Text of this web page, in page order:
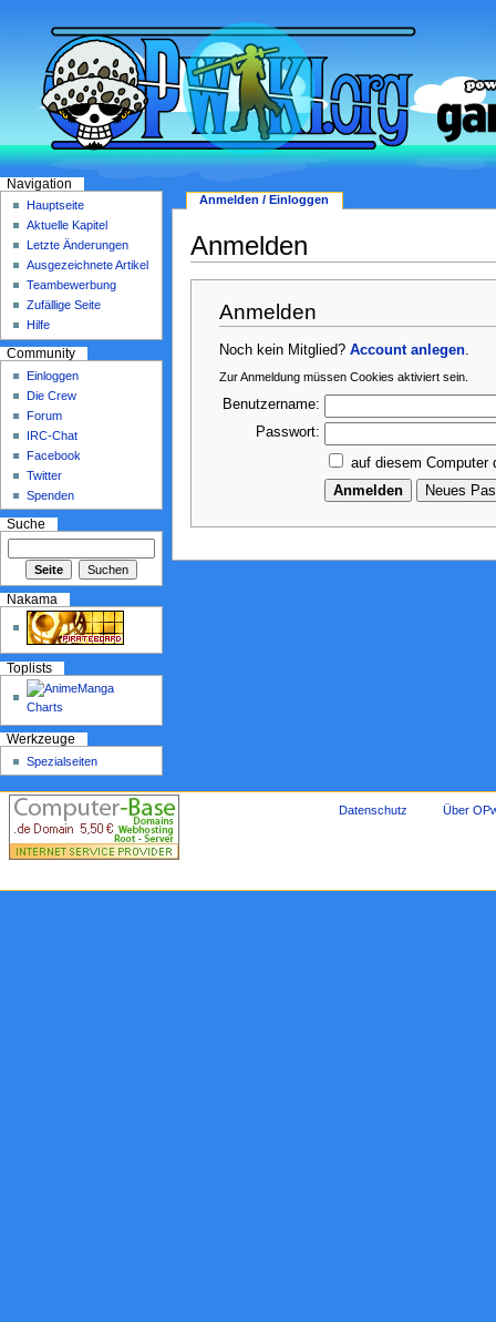
Anmelden
Anmelden
Noch kein Mitglied?Account anlegen
Zur Anmeldung müssen Cookies aktiviert sein.
Benutzername:
Passwort:
auf diesem Computer
Anmelden / Einloggen
Navigation
Hauptseite
Aktuelle Kapitel
Letzte Änderungen
Ausgezeichnete Artikel
Teambewerbung
Zufällige Seite
Hilfe
Community
Einloggen
Die Crew
Forum
IRC-Chat
Facebook
Twitter
Spenden
Suche
Nakama
Toplists
Werkzeuge
Spezialseiten
Datenschutz Über